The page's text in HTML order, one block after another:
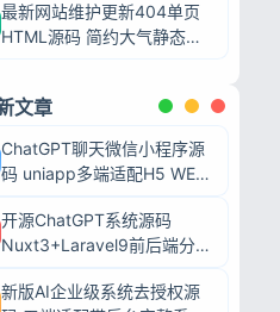
最新网站维护更新404单页
HTML源码 简约大气静态模
文章
ChatGPT聊天微信小程序源
码 uniapp多端适配H5 WEB
开源ChatGPT系统源码
Nuxt3+Laravel9前后端分离
毕业设计
新版AI企业级系统去授权源